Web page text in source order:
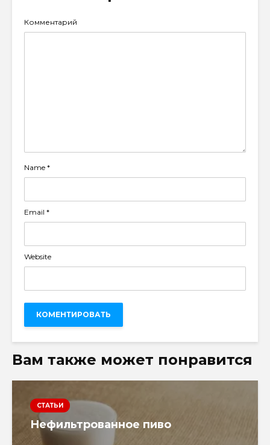
Комментарий
Name *
Email *
Website
Вам также может понравится
СТАТЬИ
Нефильтрованное пиво